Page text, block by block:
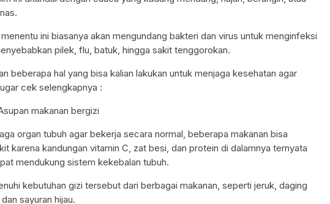
ini biasanya akan mengundang bakteri dan virus untuk menginfeksi
pilek, flu, batuk, hingga sakit tenggorokan.
beberapa hal yang bisa kalian lakukan untuk menjaga kesehatan agar
cek selengkapnya :
makanan bergizi
organ tubuh agar bekerja secara normal, beberapa makanan bisa
karena kandungan vitamin C, zat besi, dan protein di dalamnya ternyata
mendukung sistem kekebalan tubuh.
kebutuhan gizi tersebut dari berbagai makanan, seperti jeruk, daging
sayuran hijau.